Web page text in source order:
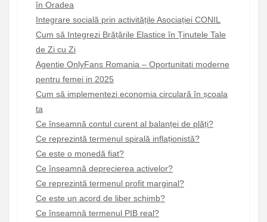
în Oradea
Integrare socială prin activitățile Asociației CONIL
Cum să Integrezi Brățările Elastice în Ținutele Tale
de Zi cu Zi
Agentie OnlyFans Romania – Oportunitati moderne
pentru femei in 2025
Cum să implementezi economia circulară în școala
ta
Ce înseamnă contul curent al balanței de plăți?
Ce reprezintă termenul spirală inflaționistă?
Ce este o monedă fiat?
Ce înseamnă deprecierea activelor?
Ce reprezintă termenul profit marginal?
Ce este un acord de liber schimb?
Ce înseamnă termenul PIB real?